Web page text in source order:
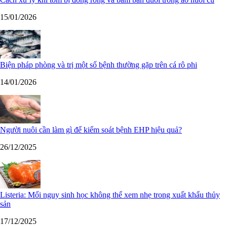
15/01/2026
Biện pháp phòng và trị một số bệnh thường gặp trên cá rô phi
14/01/2026
Người nuôi cần làm gì để kiểm soát bệnh EHP hiệu quả?
26/12/2025
Listeria: Mối nguy sinh học không thể xem nhẹ trong xuất khẩu thủy
sản
17/12/2025